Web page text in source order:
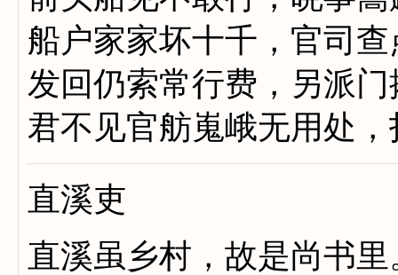
船户家家坏十千，官司
发回仍索常行费，另派
君不见官舫嵬峨无用处
直溪吏
直溪虽乡村，故是尚书里